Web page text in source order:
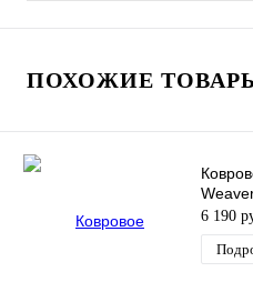
ПОХОЖИЕ
6 190